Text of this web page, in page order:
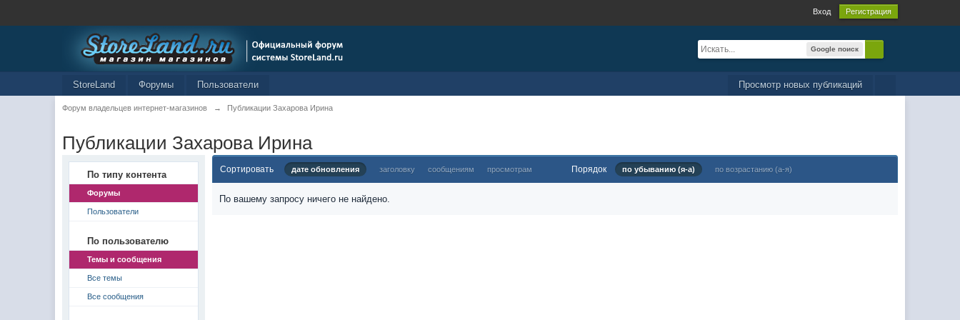
Вход Регистрация
Google поиск
Просмотр новых публикаций
StoreLand Форумы Пользователи
Форум владельцев интернет-магазинов → Публикации Захарова Ирина
Публикации Захарова Ирина
По типу контента
Форумы
Пользователи
По пользователю
Темы и сообщения
Все темы
Все сообщения
Сортировать дате обновления заголовку сообщениям просмотрам Порядок по убыванию (я-а) по возрастанию (а-я)
По вашему запросу ничего не найдено.